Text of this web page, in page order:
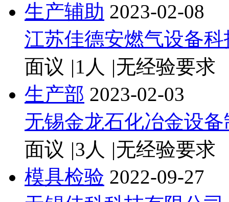
生产辅助 2023-02-08
江苏佳德安燃气设备
面议 |1人 |无经验要求
生产部 2023-02-03
无锡金龙石化冶金设
面议 |3人 |无经验要求
模具检验 2022-09-27